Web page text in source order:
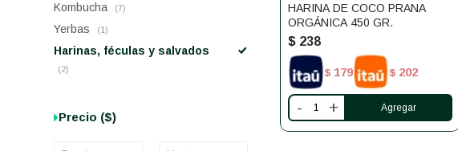
HARINA DE COCO PRANA
ORGÁNICA 450 GR.
$ 238
$ 179 $ 202
- +
Kombucha (7)
Yerbas (1)
Harinas, féculas y salvados
(2)
Precio ($)